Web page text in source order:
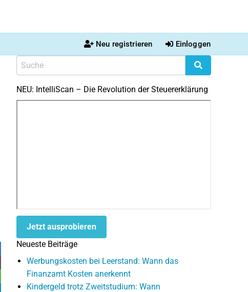
Neu registrieren Einloggen
NEU: IntelliScan – Die Revolution der Steuererklärung
Jetzt ausprobieren
Neueste Beiträge
Werbungskosten bei Leerstand: Wann das
Finanzamt Kosten anerkennt
Kindergeld trotz Zweitstudium: Wann